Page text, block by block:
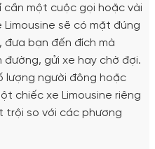
cần một cuộc gọi hoặc vài
sẽ có mặt đúng
đưa bạn đến đích mà
đường, gửi xe hay chờ đợi.
lượng người đông hoặc
chiếc xe Limousine riêng
trội so với các phương